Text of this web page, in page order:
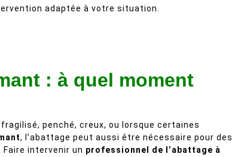
adaptée à votre situation.
: à quel moment
penché, creux, ou lorsque certaines
, l’abattage peut aussi être nécessaire pour des
Faire intervenir un professionnel de l’abattage à